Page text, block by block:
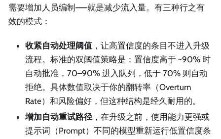
需要增加人员编制——就是减少流入量。有三种行之有
效的模式：
收紧自动处理阈值 ，让高置信度的条目不进入升级
流程。标准的双阈值策略是：置信度高于 ~90% 时
自动批准，70–90% 进入队列，低于 70% 则自动
拒绝。具体数值取决于你的翻转率（Overturn
Rate）和风险偏好，但这种结构是经久耐用的。
增加自动重试路径，在升级之前，使用能力更强或
提示词（Prompt）不同的模型重新运行低置信度条